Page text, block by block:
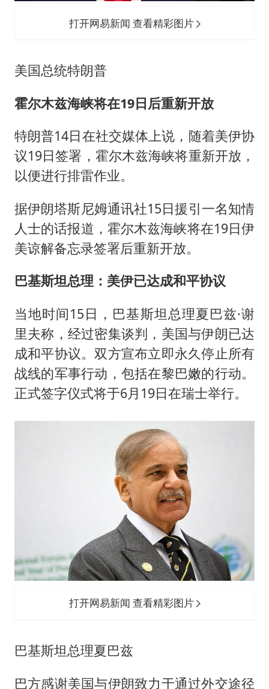
打开网易新闻 查看精彩图片
美国总统特朗普
霍尔木兹海峡将在19日后重新开放
特朗普14日在社交媒体上说，随着美伊协
议19日签署，霍尔木兹海峡将重新开放，
以便进行排雷作业。
据伊朗塔斯尼姆通讯社15日援引一名知情
人士的话报道，霍尔木兹海峡将在19日伊
美谅解备忘录签署后重新开放。
巴基斯坦总理：美伊已达成和平协议
当地时间15日，巴基斯坦总理夏巴兹·谢
里夫称，经过密集谈判，美国与伊朗已达
成和平协议。双方宣布立即永久停止所有
战线的军事行动，包括在黎巴嫩的行动。
正式签字仪式将于6月19日在瑞士举行。
打开网易新闻 查看精彩图片
巴基斯坦总理夏巴兹
巴方感谢美国与伊朗致力于通过外交途径